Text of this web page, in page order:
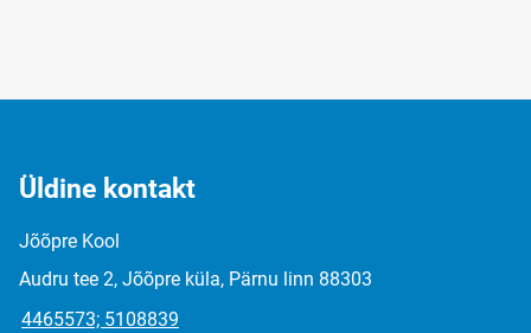
Üldine kontakt
Jõõpre Kool
Audru tee 2, Jõõpre küla, Pärnu linn 88303
4465573; 5108839